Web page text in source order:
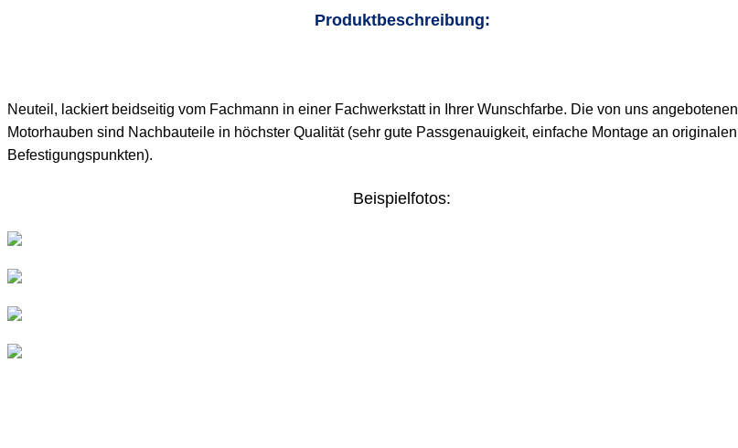
Produktbeschreibung:
Neuteil, lackiert beidseitig vom Fachmann in einer Fachwerkstatt in Ihrer Wunschfarbe. Die von uns angebotenen
Motorhauben sind Nachbauteile in höchster Qualität (sehr gute Passgenauigkeit, einfache Montage an originalen
Befestigungspunkten).
Beispielfotos: